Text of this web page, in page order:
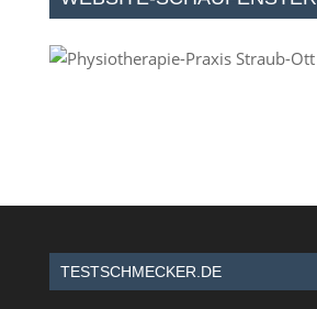
TESTSCHMECKER.DE